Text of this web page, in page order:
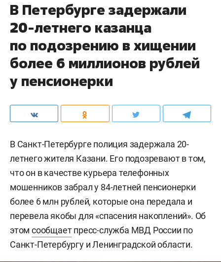
В Петербурге задержали
20-летнего казанца
по подозрению в хищении
более 6 миллионов рублей
у пенсионерки
В Санкт-Петербурге полиция задержала 20-
летнего жителя Казани. Его подозревают в том,
что он в качестве курьера телефонных
мошенников забрал у 84-летней пенсионерки
более 6 млн рублей, которые она передала и
перевела якобы для «спасения накоплений». Об
этом сообщаетпресс-служба МВД России по
Санкт-Петербургу и Ленинградской области.